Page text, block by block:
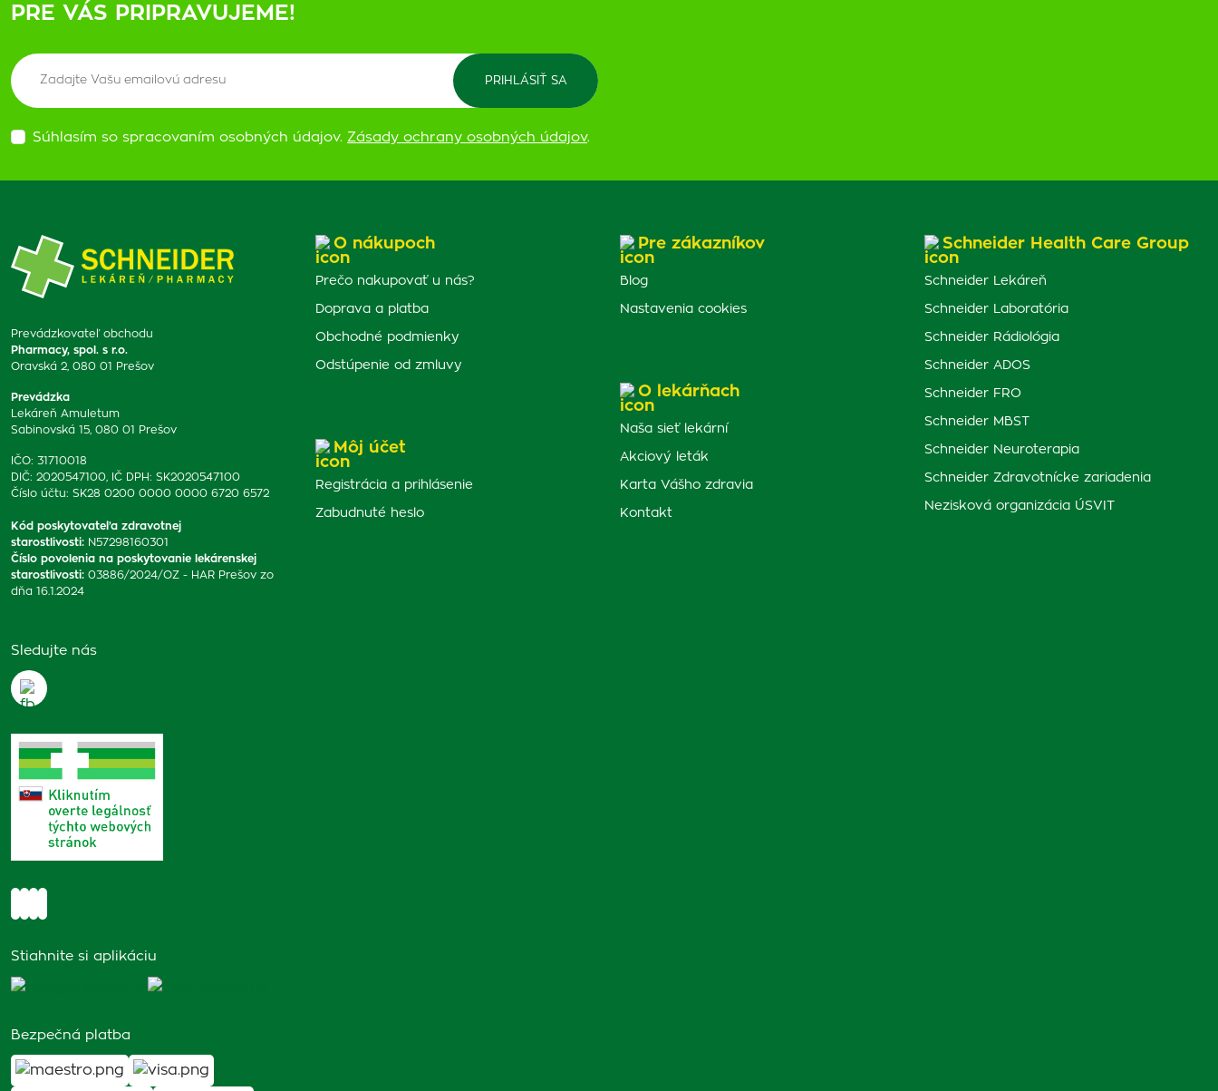
PRE VÁS PRIPRAVUJEME!
Súhlasím so spracovaním osobných údajov. Zásady ochrany osobných údajov.
Prevádzkovateľ obchodu
Pharmacy, spol. s r.o.
Oravská 2, 080 01 Prešov
Prevádzka
Lekáreň Amuletum
Sabinovská 15, 080 01 Prešov
IČO: 31710018
DIČ: 2020547100, IČ DPH: SK2020547100
Číslo účtu: SK28 0200 0000 0000 6720 6572
Kód poskytovateľa zdravotnej
starostlivosti: N57298160301
Číslo povolenia na poskytovanie lekárenskej
starostlivosti: 03886/2024/OZ - HAR Prešov zo
dňa 16.1.2024
Sledujte nás
Stiahnite si aplikáciu
Bezpečná platba
O nákupoch
Prečo nakupovať u nás?
Doprava a platba
Obchodné podmienky
Odstúpenie od zmluvy
Môj účet
Registrácia a prihlásenie
Zabudnuté heslo
Pre zákazníkov
Blog
Nastavenia cookies
O lekárňach
Naša sieť lekární
Akciový leták
Karta Vášho zdravia
Kontakt
Schneider Health Care Group
Schneider Lekáreň
Schneider Laboratória
Schneider Rádiológia
Schneider ADOS
Schneider FRO
Schneider MBST
Schneider Neuroterapia
Schneider Zdravotnícke zariadenia
Nezisková organizácia ÚSVIT